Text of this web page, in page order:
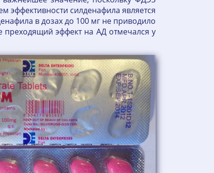
эффективности силденафила является
в дозах до 100 мг не приводило
эффект на АД отмечался у